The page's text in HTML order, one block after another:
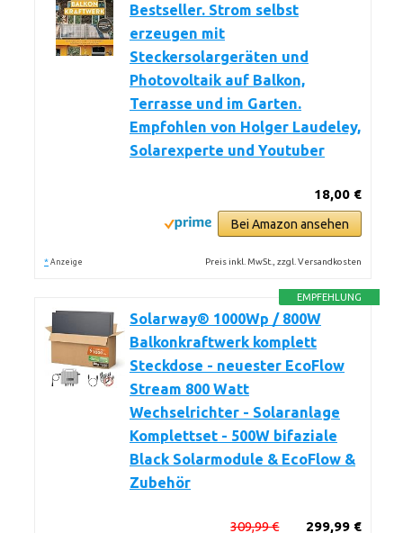
Bestseller. Strom selbst
erzeugen mit
Steckersolargeräten und
Photovoltaik auf Balkon,
Terrasse und im Garten.
Empfohlen von Holger Laudeley,
Solarexperte und Youtuber
18,00 €
Bei Amazon ansehen
* Anzeige Preis inkl. MwSt., zzgl. Versandkosten
EMPFEHLUNG
Solarway® 1000Wp / 800W
Balkonkraftwerk komplett
Steckdose - neuester EcoFlow
Stream 800 Watt
Wechselrichter - Solaranlage
Komplettset - 500W bifaziale
Black Solarmodule & EcoFlow &
Zubehör
299,99 €
309,99 €